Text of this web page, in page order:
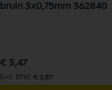
bruin 3x0,75mm 362840
€ 3,47
€ 2,87